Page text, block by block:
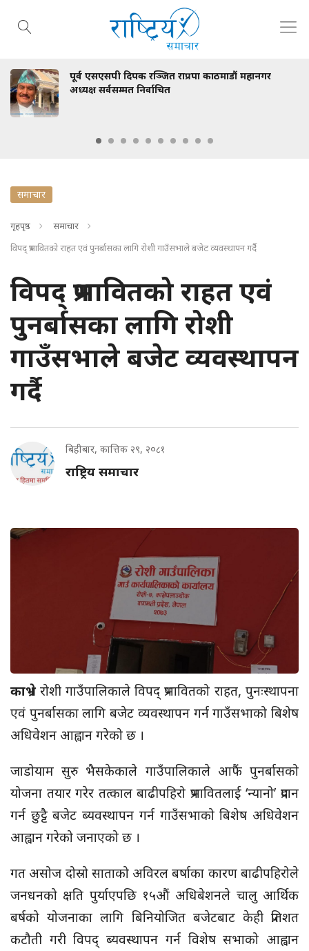
दिपक रञ्जित राप्रपा काठमाडौं महानगर
निर्वाचित
समाचार
गृहपृष्ठ
समाचार
विपद् प्रभावितको राहत एवं पुनर्बासका लागि रोशी गाउँसभाले बजेट व्यवस्थापन गर्दै
विपद् प्रभावितको राहत एवं
पुनर्बासका लागि रोशी
गाउँसभाले बजेट व्यवस्थापन
गर्दै
बिहीबार, कात्तिक २९, २०८१
राष्ट्रिय समाचार
काभ्रे ।रोशी गाउँपालिकाले विपद् प्रभावितको राहत, पुनःस्थापना
एवं पुनर्बासका लागि बजेट व्यवस्थापन गर्न गाउँसभाको बिशेष
अधिवेशन आह्वान गरेको छ ।
जाडोयाम सुरु भैसकेकाले गाउँपालिकाले आफैं पुनर्बासको
योजना तयार गरेर तत्काल बाढीपहिरो प्रभावितलाई ‘न्यानो’ प्रदान
गर्न छुट्टै बजेट ब्यवस्थापन गर्न गाउँसभाको बिशेष अधिवेशन
आह्वान गरेको जनाएको छ ।
गत असोज दोस्रो साताको अविरल बर्षाका कारण बाढीपहिरोले
जनधनको क्षति पुर्याएपछि १५औं अधिबेशनले चालु आर्थिक
बर्षको योजनाका लागि बिनियोजित बजेटबाट केही प्रतिशत
कटौती गरी विपद् ब्यवस्थापन गर्न विशेष सभाको आह्वान